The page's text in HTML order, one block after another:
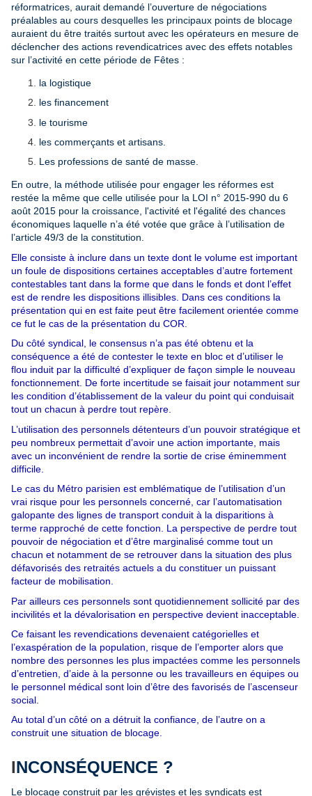
réformatrices, aurait demandé l’ouverture de négociations
préalables au cours desquelles les principaux points de blocage
auraient du être traités surtout avec les opérateurs en mesure de
déclencher des actions revendicatrices avec des effets notables
sur l’activité en cette période de Fêtes :
la logistique
les financement
le tourisme
les commerçants et artisans.
Les professions de santé de masse.
En outre, la méthode utilisée pour engager les réformes est
restée la même que celle utilisée pour la LOI n° 2015-990 du 6
août 2015 pour la croissance, l'activité et l'égalité des chances
économiques laquelle n’a été votée que grâce à l’utilisation de
l’article 49/3 de la constitution.
Elle consiste à inclure dans un texte dont le volume est important
un foule de dispositions certaines acceptables d’autre fortement
contestables tant dans la forme que dans le fonds et dont l’effet
est de rendre les dispositions illisibles. Dans ces conditions la
présentation qui en est faite peut être facilement orientée comme
ce fut le cas de la présentation du COR.
Du côté syndical, le consensus n’a pas été obtenu et la
conséquence a été de contester le texte en bloc et d’utiliser le
flou induit par la difficulté d’expliquer de façon simple le nouveau
fonctionnement. De forte incertitude se faisait jour notamment sur
les condition d’établissement de la valeur du point qui conduisait
tout un chacun à perdre tout repère.
L’utilisation des personnels détenteurs d’un pouvoir stratégique et
peu nombreux permettait d’avoir une action importante, mais
avec un inconvénient de rendre la sortie de crise éminemment
difficile.
Le cas du Métro parisien est emblématique de l’utilisation d’un
vrai risque pour les personnels concerné, car l’automatisation
galopante des lignes de transport conduit à la disparitions à
terme rapproché de cette fonction. La perspective de perdre tout
pouvoir de négociation et d’être marginalisé comme tout un
chacun et notamment de se retrouver dans la situation des plus
défavorisés des retraités actuels a du constituer un puissant
facteur de mobilisation.
Par ailleurs ces personnels sont quotidiennement sollicité par des
incivilités et la dévalorisation en perspective devient inacceptable.
Ce faisant les revendications devenaient catégorielles et
l’exaspération de la population, risque de l’emporter alors que
nombre des personnes les plus impactées comme les personnels
d’entretien, d’aide à la personne ou les travailleurs en équipes ou
le personnel médical sont loin d’être des favorisés de l’ascenseur
social.
Au total d’un côté on a détruit la confiance, de l’autre on a
construit une situation de blocage.
INCONSÉQUENCE ?
Le blocage construit par les grévistes et les syndicats est